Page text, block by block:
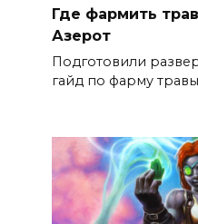
Где фармить
Азерот
Подготовили
гайд по фарму